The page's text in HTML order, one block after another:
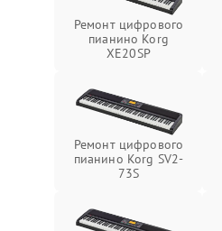
Ремонт цифрового
пианино Korg
XE20SP
Ремонт цифрового
пианино Korg SV2-
73S